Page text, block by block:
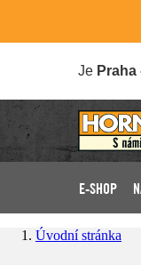
Je
E-SHOP
Úvodní stránka